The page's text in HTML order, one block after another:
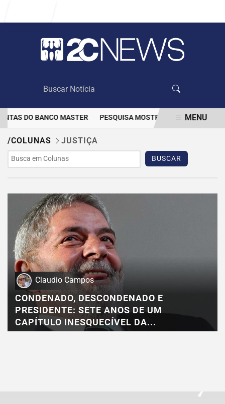
DO BANCO MASTER PESQUISA MOSTRA QUE VACINAÇÃO
EM ALTA
MENU
/COLUNAS JUSTIÇA
BUSCAR
Claudio Campos
CONDENADO, DESCONDENADO E
PRESIDENTE: SETE ANOS DE UM
CAPÍTULO INESQUECÍVEL DA...